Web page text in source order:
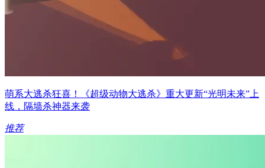
萌系大逃杀狂喜！《超级动物大逃杀》重大更新“光明未来”上
线，隔墙杀神器来袭
推荐